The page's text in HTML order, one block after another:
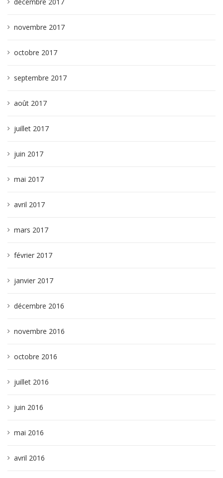
novembre 2017
octobre 2017
septembre 2017
août 2017
juillet 2017
juin 2017
mai 2017
avril 2017
mars 2017
février 2017
janvier 2017
décembre 2016
novembre 2016
octobre 2016
juillet 2016
juin 2016
mai 2016
avril 2016